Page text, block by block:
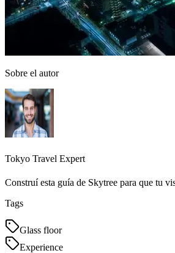
Sobre el autor
Tokyo Travel Expert
Construí esta guía de Skytree para que tu
Tags
Glass floor
Experience